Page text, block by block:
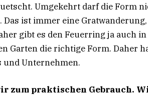
Umgekehrt darf die Form
Das ist immer eine
gibt es den Feuerring ja auch
Garten die richtige Form. Daher
und Unternehmen.
zum praktischen Gebrauch.